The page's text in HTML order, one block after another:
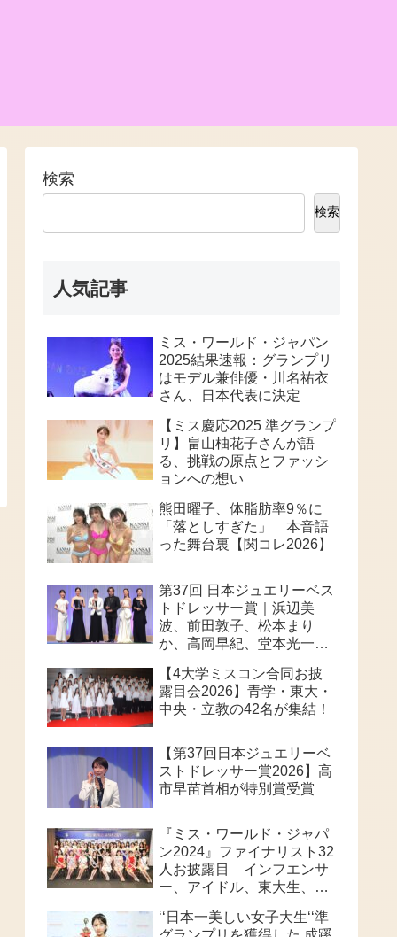
検索
検索
人気記事
ミス・ワールド・ジャパン
2025結果速報：グランプリ
はモデル兼俳優・川名祐衣
さん、日本代表に決定
【ミス慶応2025 準グランプ
リ】畠山柚花子さんが語
る、挑戦の原点とファッシ
ョンへの想い
熊田曜子、体脂肪率9％に
「落としすぎた」 本音語
った舞台裏【関コレ2026】
第37回 日本ジュエリーベス
トドレッサー賞｜浜辺美
波、前田敦子、松本まり
か、高岡早紀、堂本光一、
賞
【4大学ミスコン合同お披
露目会2026】青学・東大・
中央・立教の42名が集結！
【第37回日本ジュエリーベ
ストドレッサー賞2026】高
市早苗首相が特別賞受賞
『ミス・ワールド・ジャパ
ン2024』ファイナリスト32
人お披露目 インフエンサ
ー、アイドル、東大生、俳
頂点は、誰なのか？
‘‘日本一美しい女子大生‘‘準